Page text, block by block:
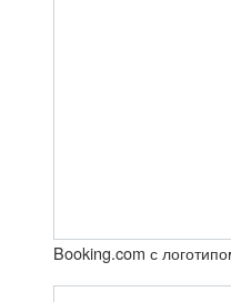
Booking.com с